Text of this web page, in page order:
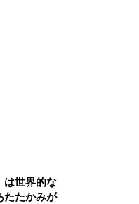
は世界的な
たたかみが